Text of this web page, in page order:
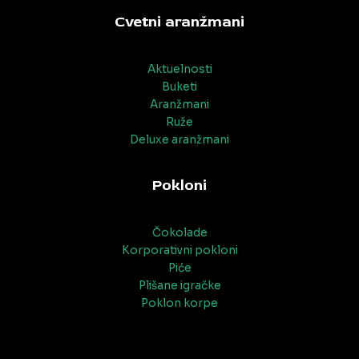
Cvetni aranžmani
Aktuelnosti
Buketi
Aranžmani
Ruže
Deluxe aranžmani
Pokloni
Čokolade
Korporativni pokloni
Piće
Plišane igračke
Poklon korpe